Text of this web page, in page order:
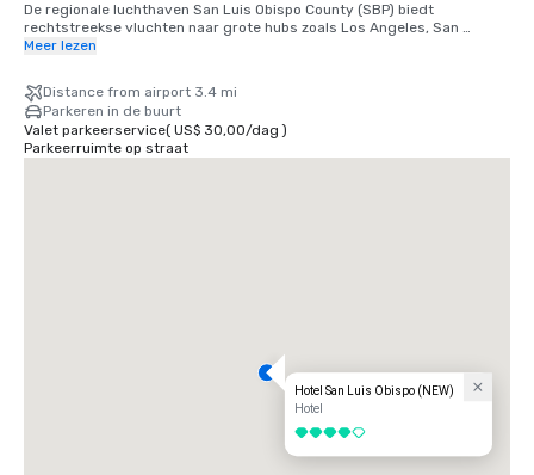
De regionale luchthaven San Luis Obispo County (SBP) biedt
rechtstreekse vluchten naar grote hubs zoals Los Angeles, San
Francisco, San Diego, Phoenix, Portland, Seattle, Denver en Dallas/Fort
De dagelijkse Amtrak-service op de Coast Starlight en Pacific Surfliner
stopt ook op slechts enkele minuten van het centrum.
Meer lezen
Distance from airport 3.4 mi
Parkeren in de buurt
Valet parkeerservice( US$ 30,00/dag )
Parkeerruimte op straat
Hotel San Luis Obispo (NEW)
Hotel
4 van 5